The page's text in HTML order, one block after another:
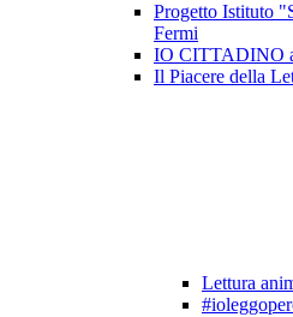
Progetto Istituto
Fermi
IO CITTADINO
Il Piacere della
Lettura